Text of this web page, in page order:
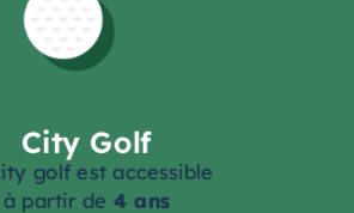
City Golf
golf est accessible
à partir de 4 ans